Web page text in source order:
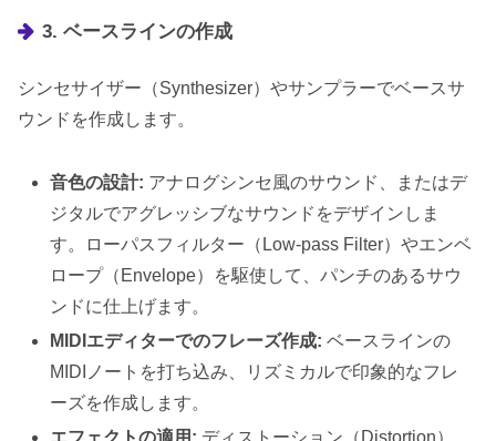
3. ベースラインの作成
シンセサイザー（Synthesizer）やサンプラーでベースサ
ウンドを作成します。
音色の設計: アナログシンセ風のサウンド、またはデ
ジタルでアグレッシブなサウンドをデザインしま
す。ローパスフィルター（Low-pass Filter）やエンベ
ロープ（Envelope）を駆使して、パンチのあるサウ
ンドに仕上げます。
MIDIエディターでのフレーズ作成: ベースラインの
MIDIノートを打ち込み、リズミカルで印象的なフレ
ーズを作成します。